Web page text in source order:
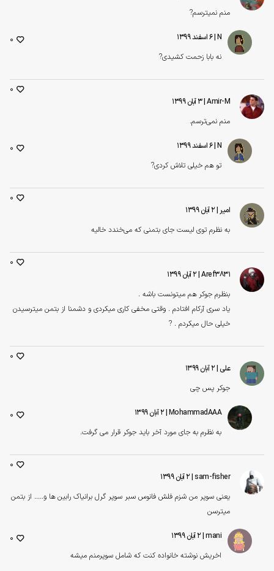
منم نمیترسم?
N | ۶ اسفند ۱۳۹۹
نه بابا زحمت کشیدی?
0
Amir-M | ۳ آبان ۱۳۹۹
منم نمی‌ترسم.
0
N | ۶ اسفند ۱۳۹۹
تو هم خیلی تلاش کردی?
0
امیر | ۲ آبان ۱۳۹۹
به نظرم توی لیست جای بتمنی که می‌خندد خالیه
0
Aref3831 | ۲ آبان ۱۳۹۹
بنظرم جوکر هم میتونست باشه .
یاد سری آرکام افتادم . وقتی مخفی کاری میکردی و دشمنا از بتمن میترسیدن
خیلی حال میکردم . ?
0
علی | ۲ آبان ۱۳۹۹
جوکر پس چی
0
MohammadAAA | ۲ آبان ۱۳۹۹
به نظرم به جای مورد آخر باید جوکر قرار می گرفت.
0
sam-fisher | ۲ آبان ۱۳۹۹
یعنی سوپر من شزم فلش فانوس سبر سوپر گرل برانیاک رابین ها و..... از بتمن
میترسن
0
mani | ۲ آبان ۱۳۹۹
اخریش نوشته خانواده کنت که شامل سوپرمنم میشه
0